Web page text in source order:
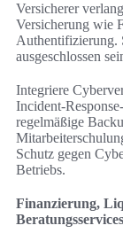
Versicherer
Versicherung wie
Authentifizierung.
ausgeschlossen
Integriere
Incident-
regelmäßige
Schutz gegen
Betriebs.
Finanzierung,
Beratungsservices